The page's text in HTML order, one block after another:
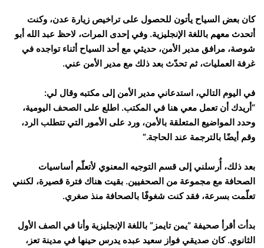
كان بعض السياح يأتون للحصول على تراخيص زيارة عدن، وكنت
أتحدث معهم باللغة الإنجليزية. وفي إحدى المرات، لاحظ عبد الله أبو
شوصة، مرافق مدير الأمن، حديثي مع أحد السياح أثناء تواجده في
غرفة العمليات، ثم تحدّث بعد ذلك مع مدير الأمن عني.
في اليوم التالي، استدعاني مدير الأمن إلى مكتبه وقال لي:
“أريدك أن تعمل معي هنا في المكتب. اطلع على الصحف اليومية،
وحدد المواضيع المتعلقة بالأمن، ورد على الأمور التي تتطلب الرد،
وقم أيضًا بالترجمة عند الحاجة.”
بعد ذلك، أُرسلني إلى قسم التوجيه المعنوي لأتعلّم أساسيات
الصحافة مع مجموعة من الصحفيين. بقيت هناك فترة قصيرة، لكنني
تعلّمت بسرعة، فقد كنت شغوفًا بالصحافة منذ صغري.
بدأت أقرأ صحيفة “يمن تايمز” باللغة الإنجليزية وأنا في الصف الأول
الثانوي. كان صديقي فواز سعيد عبده يدرس حينها في مدينة تعز،